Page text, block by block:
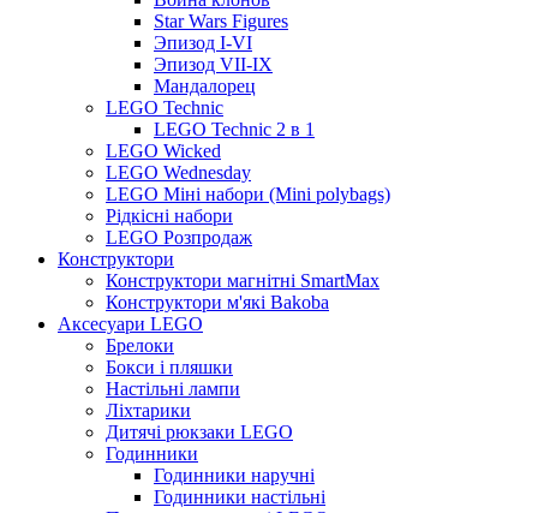
Star Wars Figures
Эпизод I-VI
Эпизод VII-IX
Мандалорец
LEGO Technic
LEGO Technic 2 в 1
LEGO Wicked
LEGO Wednesday
LEGO Міні набори (Mini polybags)
Рідкісні набори
LEGO Розпродаж
Конструктори
Конструктори магнітні SmartMax
Конструктори м'які Bakoba
Аксесуари LEGO
Брелоки
Бокси і пляшки
Настільні лампи
Ліхтарики
Дитячі рюкзаки LEGO
Годинники
Годинники наручні
Годинники настільні